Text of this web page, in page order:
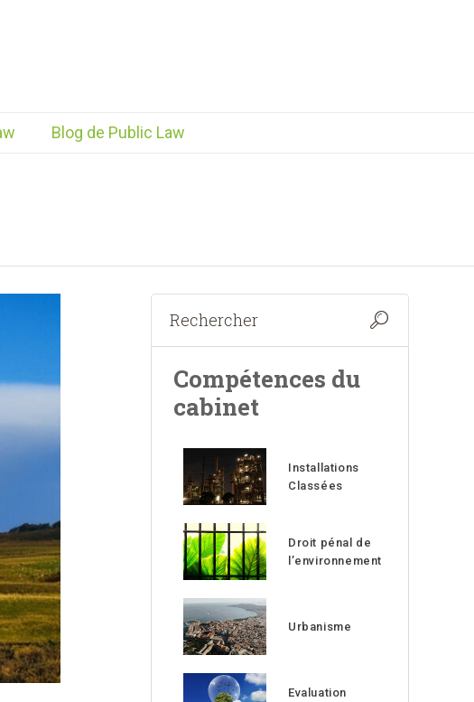
Blog de Public Law
Compétences du
cabinet
Installations
Classées
Droit pénal de
l’environnement
Urbanisme
Evaluation